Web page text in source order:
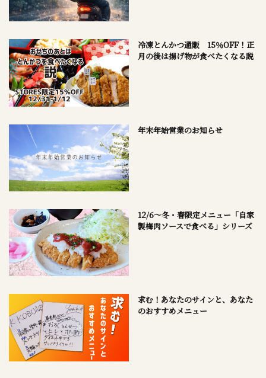
冷凍とんかつ通販 15％OFF！正
月の後は揚げ物が食べたくなる説
年末年始営業のお知らせ
12/6～冬・春限定メニュー「自家
製梅肉ソースで食べる」シリーズ
求む！あなたのサインと、あなた
のおすすめメニュー